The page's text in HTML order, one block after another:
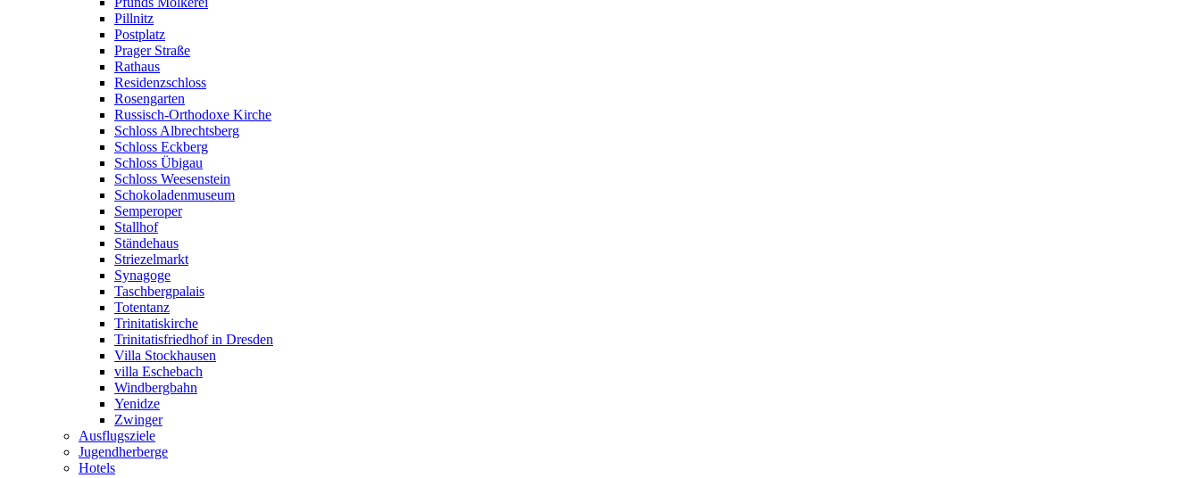
Pillnitz
Postplatz
Prager Straße
Rathaus
Residenzschloss
Rosengarten
Russisch-Orthodoxe Kirche
Schloss Albrechtsberg
Schloss Eckberg
Schloss Übigau
Schloss Weesenstein
Schokoladenmuseum
Semperoper
Stallhof
Ständehaus
Striezelmarkt
Synagoge
Taschbergpalais
Totentanz
Trinitatiskirche
Trinitatisfriedhof in Dresden
Villa Stockhausen
villa Eschebach
Windbergbahn
Yenidze
Zwinger
Ausflugsziele
Jugendherberge
Hotels